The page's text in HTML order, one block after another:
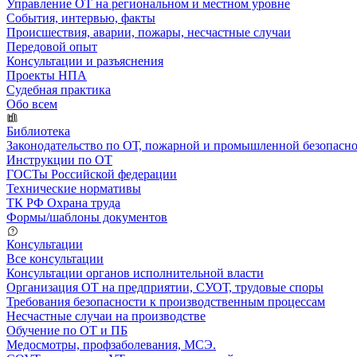
Управление ОТ на региональном и местном уровне
События, интервью, факты
Происшествия, аварии, пожары, несчастные случаи
Передовой опыт
Консультации и разъяснения
Проекты НПА
Судебная практика
Обо всем
Библиотека
Законодательство по ОТ, пожарной и промышленной
Инструкции по ОТ
ГОСТы Российской федерации
Технические нормативы
ТК РФ Охрана труда
Формы/шаблоны документов
Консультации
Все консультации
Консультации органов исполнительной власти
Организация ОТ на предприятии, СУОТ, трудовые споры
Требования безопасности к производственным процессам
Несчастные случаи на производстве
Обучение по ОТ и ПБ
Медосмотры, профзаболевания, МСЭ.